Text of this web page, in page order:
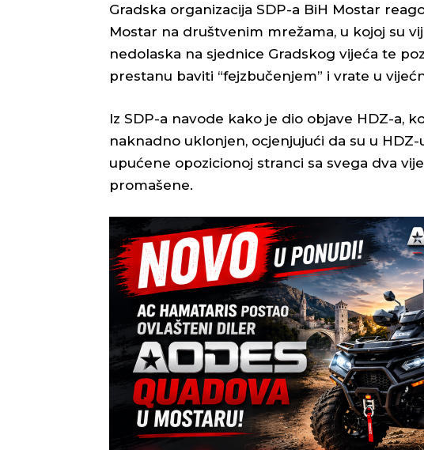
Gradska organizacija SDP-a BiH Mostar
Mostar na društvenim mrežama, u kojoj su
nedolaska na sjednice Gradskog vijeća te
prestanu baviti “fejzbučenjem” i vrate u
Iz SDP-a navode kako je dio objave HDZ-a,
naknadno uklonjen, ocjenjujući da su u
upućene opozicionoj stranci sa svega dva
promašene.